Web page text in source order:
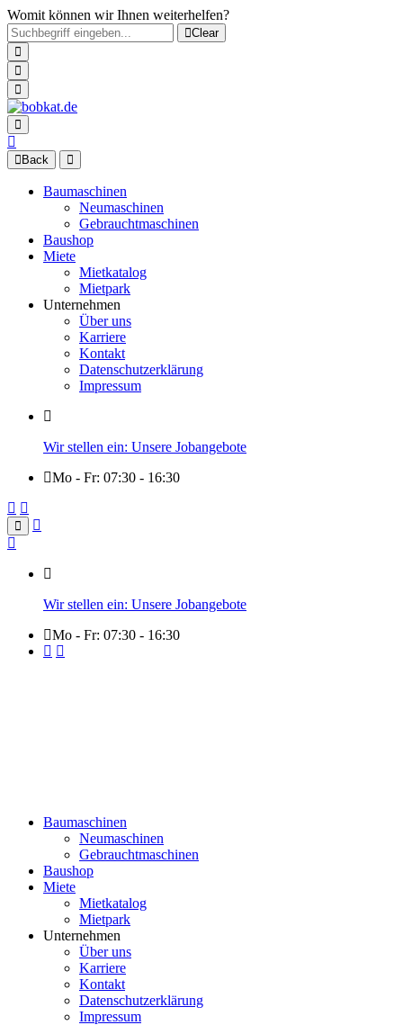
Womit können wir Ihnen weiterhelfen?
Clear
Back
Baumaschinen
Neumaschinen
Gebrauchtmaschinen
Baushop
Miete
Mietkatalog
Mietpark
Unternehmen
Über uns
Karriere
Kontakt
Datenschutzerklärung
Impressum
Wir stellen ein: Unsere Jobangebote
Mo - Fr: 07:30 - 16:30
Wir stellen ein: Unsere Jobangebote
Mo - Fr: 07:30 - 16:30
Baumaschinen
Neumaschinen
Gebrauchtmaschinen
Baushop
Miete
Mietkatalog
Mietpark
Unternehmen
Über uns
Karriere
Kontakt
Datenschutzerklärung
Impressum